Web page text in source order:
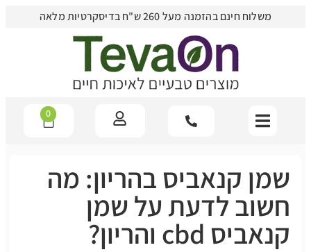
משלוח חינם בהזמנה מעל 260 ש"ח בדיסקרטיות מלאה
0
שמן קנאביס בהריון: מה
חשוב לדעת על שמן
קנאביס cbd והריון?